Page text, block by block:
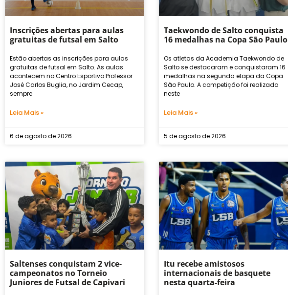
Inscrições abertas para aulas
gratuitas de futsal em Salto
Estão abertas as inscrições para aulas
gratuitas de futsal em Salto. As aulas
acontecem no Centro Esportivo Professor
José Carlos Buglia, no Jardim Cecap,
sempre
Leia Mais »
6 de agosto de 2026
Taekwondo de Salto conquista
16 medalhas na Copa São Paulo
Os atletas da Academia Taekwondo de
Salto se destacaram e conquistaram 16
medalhas na segunda etapa da Copa
São Paulo. A competição foi realizada
neste
Leia Mais »
5 de agosto de 2026
Saltenses conquistam 2 vice-
campeonatos no Torneio
Juniores de Futsal de Capivari
Itu recebe amistosos
internacionais de basquete
nesta quarta-feira